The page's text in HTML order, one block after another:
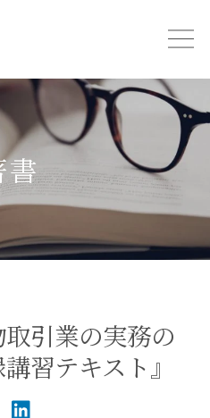
書
取引業の実務の
習テキスト』